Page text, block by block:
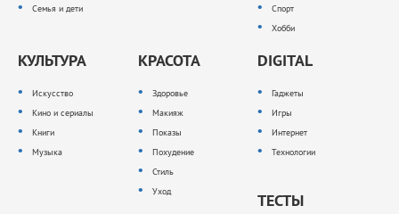
Семья и дети
Спорт
Хобби
КУЛЬТУРА
Искусство
Кино и сериалы
Книги
Музыка
КРАСОТА
Здоровье
Макияж
Показы
Похудение
Стиль
Уход
DIGITAL
Гаджеты
Игры
Интернет
Технологии
ТЕСТЫ